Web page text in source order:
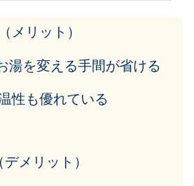
（メリット）
湯を変える手間が省ける
性も優れている
（デメリット）